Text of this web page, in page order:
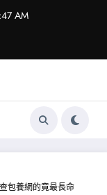
AM
包養網的竟最長命